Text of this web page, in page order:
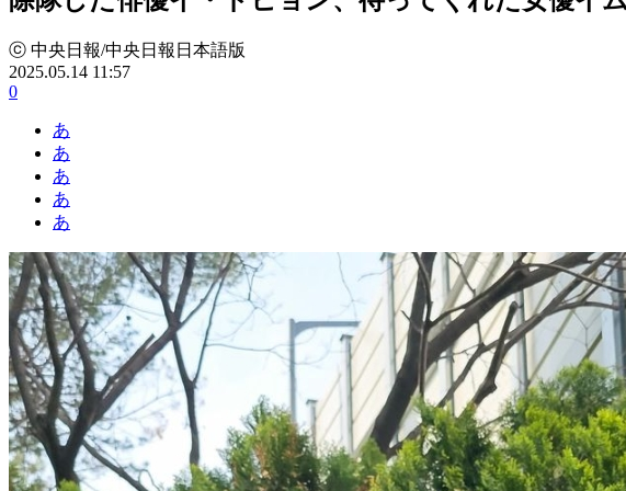
ⓒ 中央日報/中央日報日本語版
2025.05.14 11:57
0
あ
あ
あ
あ
あ